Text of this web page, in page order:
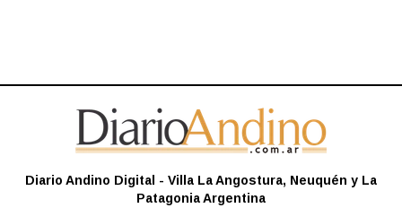
Diario Andino Digital - Villa La Angostura, Neuquén y La
Patagonia Argentina